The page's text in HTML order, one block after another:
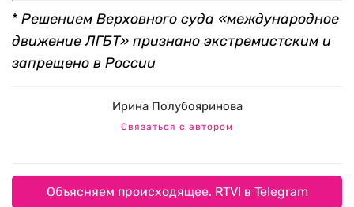
* Решением Верховного суда «международное
движение ЛГБТ» признано экстремистским и
запрещено в России
Ирина Полубояринова
Связаться с автором
Объясняем происходящее. RTVI в Telegram